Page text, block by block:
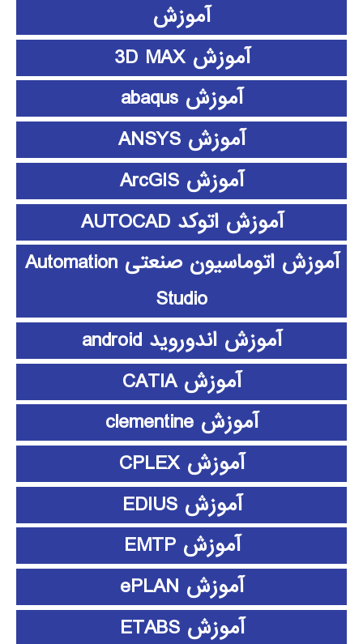
آموزش
آموزش 3D MAX
آموزش abaqus
آموزش ANSYS
آموزش ArcGIS
آموزش اتوکد AUTOCAD
آموزش اتوماسیون صنعتی Automation
Studio
آموزش اندوروید android
آموزش CATIA
آموزش clementine
آموزش CPLEX
آموزش EDIUS
آموزش EMTP
آموزش ePLAN
آموزش ETABS